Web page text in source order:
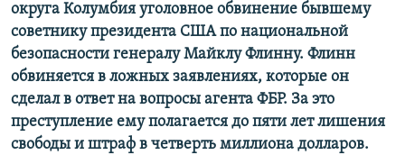
Все сайты РСЕ/РС
округа Колумбия уголовное обвинение бывшему
советнику президента США по национальной
безопасности генералу Майклу Флинну. Флинн
обвиняется в ложных заявлениях, которые он
сделал в ответ на вопросы агента ФБР. За это
преступление ему полагается до пяти лет лишения
свободы и штраф в четверть миллиона долларов.